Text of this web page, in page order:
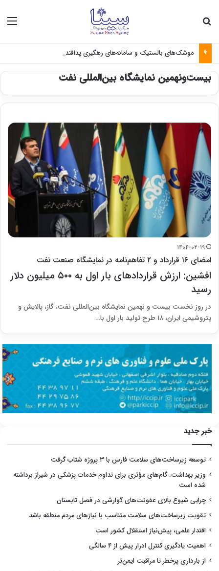
بیست‌ونهمین نمایشگاه بین‌المللی نفت
۱۴۰۴-۰۲-۱۹
امضای ۱۶ قرارداد و ۲ تفاهم‌نامه در نمایشگاه صنعت نفت
افشین: ارزش قراردادهای بار اول به ۵۰۰ میلیون دلار
رسید
در روز نخست بیست و نهمین نمایشگاه بین‌المللی نفت، گاز، پالایش و
پتروشیمی ایران، ۱۸ طرح تولید بار اول با…
خبر جدید
توسعه زیرساخت‌های سلامت فارس با ۳ پروژه شتاب گرفت
وزیر بهداشت: گام‌های مؤثری برای تداوم خدمات پزشکی در شیراز برداشته
شده است
چرایی شیوع بالای عفونت‌های گوارشی در فصل تابستان
تقویت زیرساخت‌های سلامت متناسب با نیازهای مردم منطقه باشد
اقتدار علمی، پیش‌نیاز استقلال کشور است
اهمیت یادگیری کنترل ادرار پیش از ۴ سالگی
از بارداری پرخطر تا مراقبت ایمن‌تر